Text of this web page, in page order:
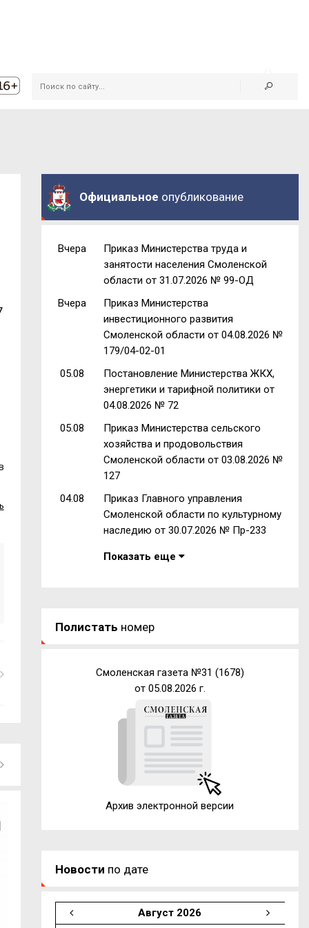
Официальное опубликование
Вчера
Приказ Министерства труда и
занятости населения Смоленской
области от 31.07.2026 № 99-ОД
Вчера
Приказ Министерства
инвестиционного развития
Смоленской области от 04.08.2026 №
179/04-02-01
05.08
Постановление Министерства ЖКХ,
энергетики и тарифной политики от
04.08.2026 № 72
05.08
Приказ Министерства сельского
хозяйства и продовольствия
Смоленской области от 03.08.2026 №
127
04.08
Приказ Главного управления
Смоленской области по культурному
наследию от 30.07.2026 № Пр-233
Показать еще
Полистать номер
Смоленская газета №31 (1678)
от 05.08.2026 г.
Архив электронной версии
Новости по дате
Август 2026